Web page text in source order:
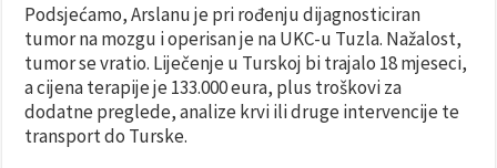
Podsjećamo, Arslanu je pri rođenju dijagnosticiran
tumor na mozgu i operisan je na UKC-u Tuzla. Nažalost,
tumor se vratio. Liječenje u Turskoj bi trajalo 18 mjeseci,
a cijena terapije je 133.000 eura, plus troškovi za
dodatne preglede, analize krvi ili druge intervencije te
transport do Turske.